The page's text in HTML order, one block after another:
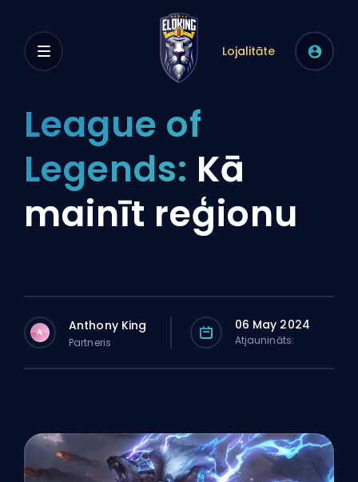
Lojalitāte
League of
Legends: Kā
mainīt reģionu
A Anthony King
Partneris
06 May 2024
Atjaunināts: